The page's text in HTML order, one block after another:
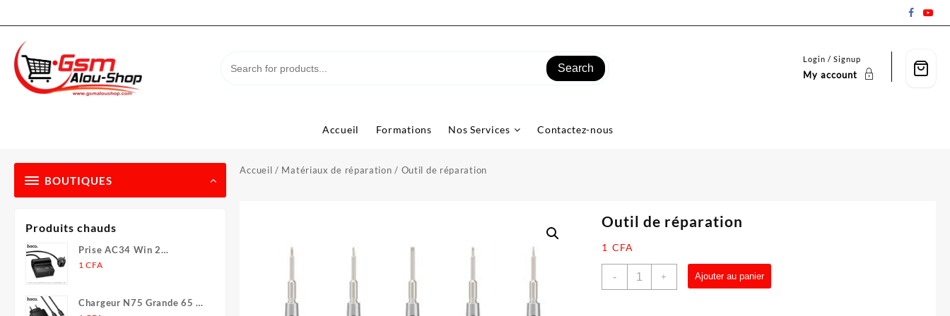
Search
Login / Signup
My account
Accueil Formations Nos Services Contactez-nous
BOUTIQUES
Produits chauds
Prise AC34 Win 2
(PD70W/301/ de bureau)
1CFA
Chargeur N75 Grande 65 W
Accueil / Matériaux de réparation / Outil de réparation
Outil de réparation
1 CFA
-
quantité
+ Ajouter au panier